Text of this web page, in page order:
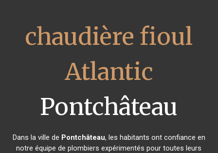
chaudière fioul
Atlantic
Pontchâteau
Dans la ville de Pontchâteau, les habitants ont confiance en
notre équipe de plombiers expérimentés pour toutes leurs